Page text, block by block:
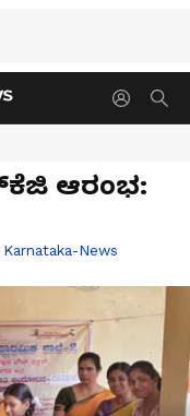
ಆರಂಭ:
Karnataka-News